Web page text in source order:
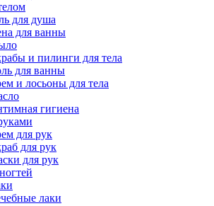
для душа
для ванны
и пилинги для тела
для ванны
и лосьоны для тела
гигиена
для рук
для рук
для рук
лаки